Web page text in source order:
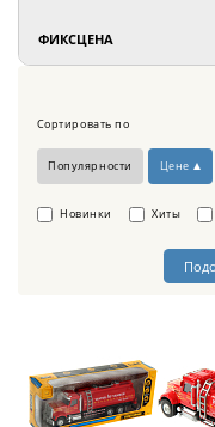
ФИКСЦЕНА
Сортировать по
Популярности Цене
Новинки Хиты